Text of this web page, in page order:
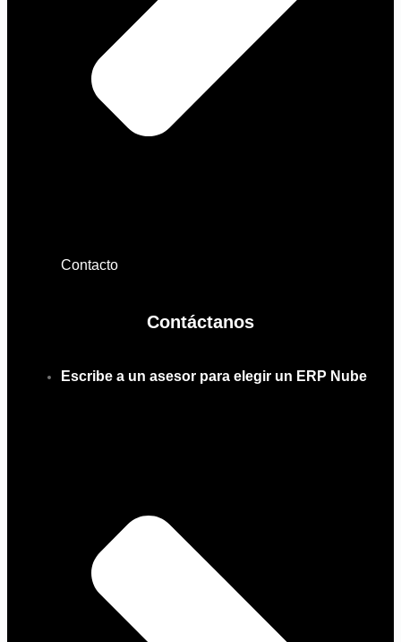
Contacto
Contáctanos
Escribe a un asesor para elegir un ERP Nube